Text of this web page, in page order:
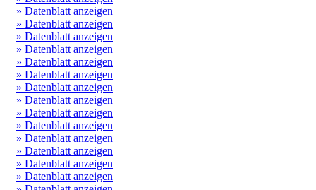
» Datenblatt anzeigen
» Datenblatt anzeigen
» Datenblatt anzeigen
» Datenblatt anzeigen
» Datenblatt anzeigen
» Datenblatt anzeigen
» Datenblatt anzeigen
» Datenblatt anzeigen
» Datenblatt anzeigen
» Datenblatt anzeigen
» Datenblatt anzeigen
» Datenblatt anzeigen
» Datenblatt anzeigen
» Datenblatt anzeigen